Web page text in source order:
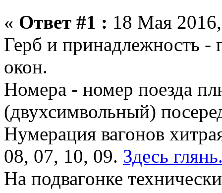
« Ответ #1 : 18 Мая
Герб и принадлежность -
окон.
Номера - номер поезда
(двухсимвольный)
Нумерация вагонов
08, 07, 10, 09. Здесь
На подвагонке